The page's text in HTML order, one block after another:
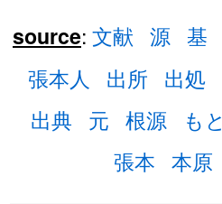
source: 文献 源 基
張本人
出所 出処
出典 元 根源 もと
張本 本原